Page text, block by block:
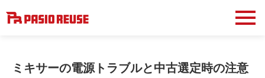
ミキサーの電源トラブルと中古選定時の注意